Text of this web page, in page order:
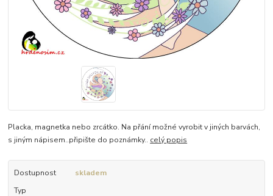
Placka, magnetka nebo zrcátko. Na přání možné vyrobit v jiných barvách,
s jiným nápisem..připište do poznámky.. celý popis
Dostupnost
skladem
Typ